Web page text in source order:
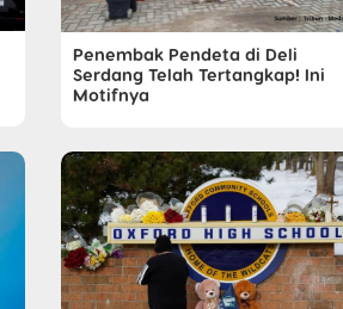
Penembak Pendeta di Deli
Serdang Telah Tertangkap! Ini
Motifnya